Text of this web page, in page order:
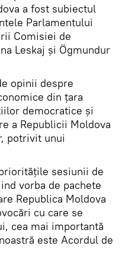
a fost subiectul
Parlamentului
Comisiei de
Leskaj și Ögmundur
opinii despre
din țara
democratice și
a Republicii Moldova
potrivit unui
sesiunii de
vorba de pachete
Republica Moldova
cu care se
cea mai importantă
este Acordul de